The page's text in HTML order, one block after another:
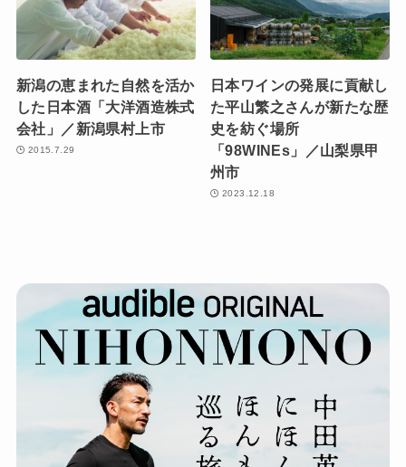
新潟の恵まれた自然を活か
した日本酒「大洋酒造株式
会社」／新潟県村上市
2015.7.29
日本ワインの発展に貢献し
た平山繁之さんが新たな歴
史を紡ぐ場所
「98WINEs」／山梨県甲
州市
2023.12.18